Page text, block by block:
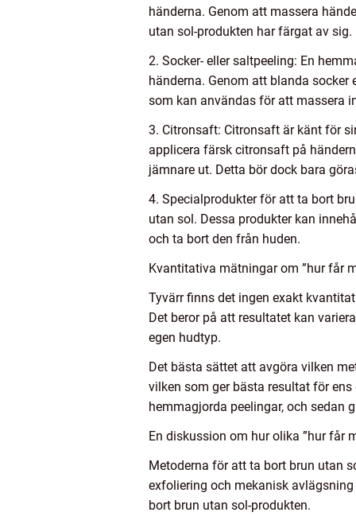
händerna. Genom att massera
utan sol-produkten har färgat av sig.
2. Socker- eller saltpeeling: En
händerna. Genom att blanda
som kan användas för att massera
3. Citronsaft: Citronsaft är känt för
applicera färsk citronsaft på
jämnare ut. Detta bör dock bara
4. Specialprodukter för att ta bort
utan sol. Dessa produkter kan
och ta bort den från huden.
Kvantitativa mätningar om ”hur får
Tyvärr finns det ingen exakt
Det beror på att resultatet kan
egen hudtyp.
Det bästa sättet att avgöra vilken
vilken som ger bästa resultat för
hemmagjorda peelingar, och sedan
En diskussion om hur olika ”hur får
Metoderna för att ta bort brun utan
exfoliering och mekanisk
bort brun utan sol-produkten.